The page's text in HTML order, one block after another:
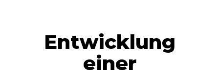
Entwicklung
einer